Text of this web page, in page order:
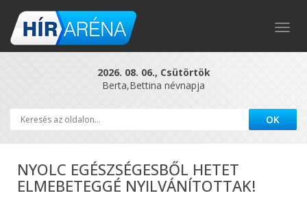
2026. 08. 06., Csütörtök
Berta,Bettina névnapja
NYOLC EGÉSZSÉGESBŐL HETET
ELMEBETEGGÉ NYILVÁNÍTOTTAK!